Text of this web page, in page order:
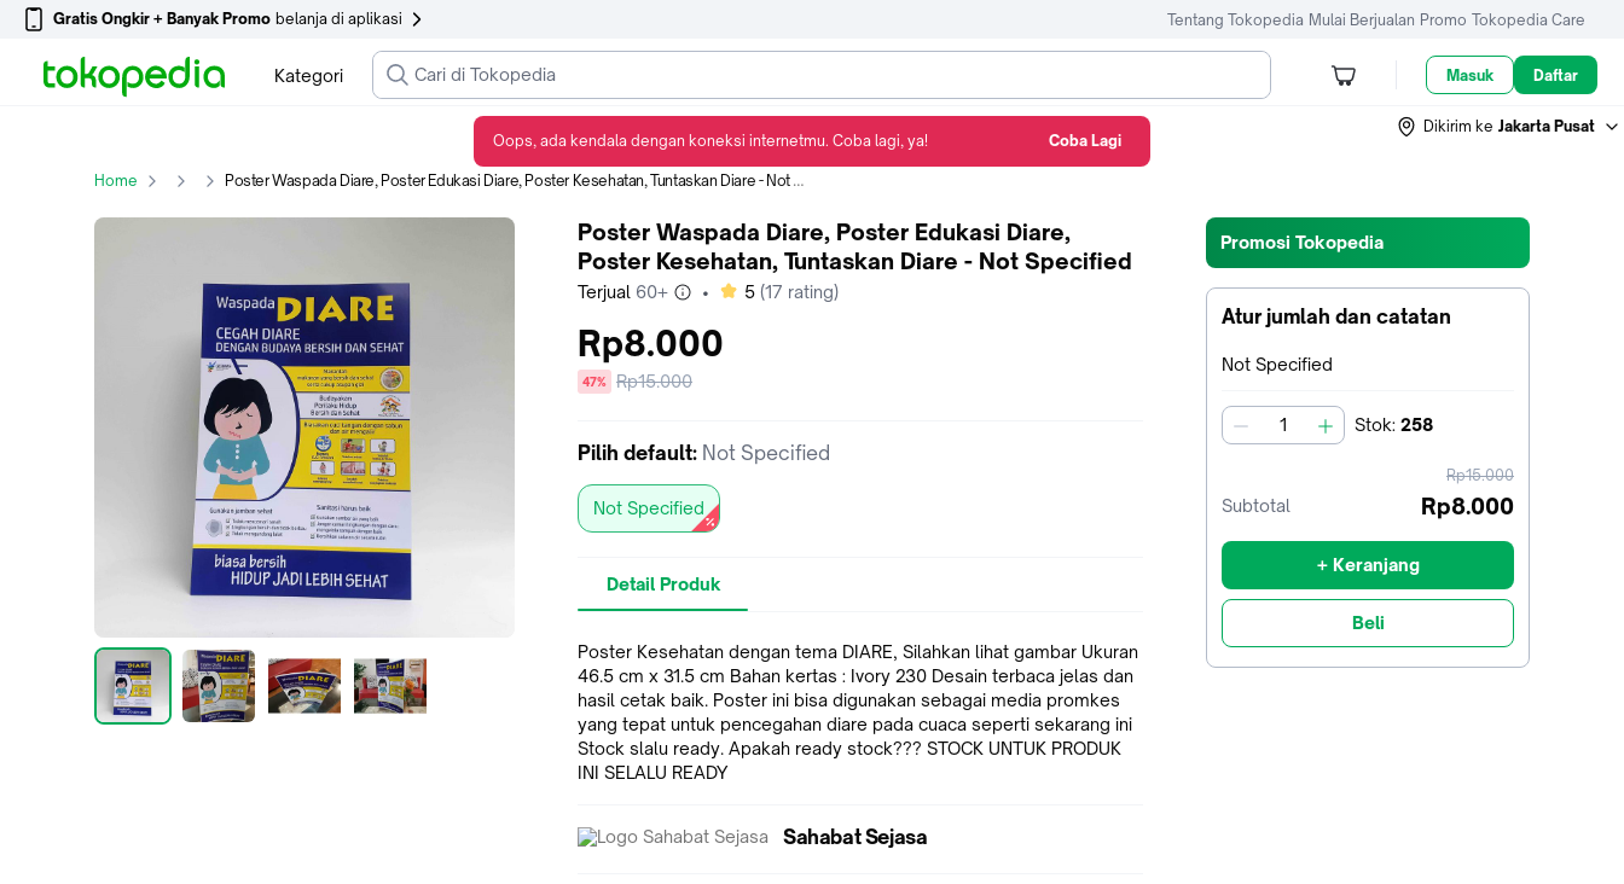
Gratis Ongkir + Banyak Promo belanja di aplikasi Tentang Tokopedia Mulai Berjualan Promo Tokopedia Care
Kategori Masuk Daftar
Dikirim ke Jakarta Pusat
Home Poster Waspada Diare, Poster Edukasi Diare, Poster Kesehatan, Tuntaskan Diare - Not Specified
Promosi Tokopedia
Atur jumlah dan catatan
Terpilih:
Not Specified
jumlah Stok: 258
harga
sebelum
Rp15.000
Subtotal Rp8.000
+ Keranjang
Beli
Poster Waspada Diare, Poster Edukasi Diare,
Poster Kesehatan, Tuntaskan Diare - Not Specified
Terjual 60+ • bintang
5 (17 rating)
Rp8.000
diskon
47%
Harga
Rp15.000
Pilih default: Not Specified
Not Specified
Detail Produk
Poster Kesehatan dengan tema DIARE, Silahkan lihat gambar Ukuran
46.5 cm x 31.5 cm Bahan kertas : Ivory 230 Desain terbaca jelas dan
hasil cetak baik. Poster ini bisa digunakan sebagai media promkes
yang tepat untuk pencegahan diare pada cuaca seperti sekarang ini
Stock slalu ready. Apakah ready stock??? STOCK UNTUK PRODUK
INI SELALU READY
Sahabat Sejasa
Oops, ada kendala dengan koneksi internetmu. Coba lagi, ya! Coba Lagi